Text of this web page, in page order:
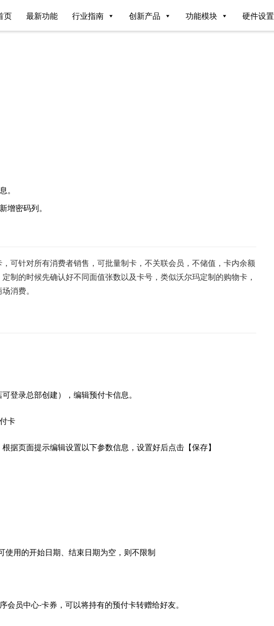
页 最新功能 行业指南 创新产品 功能模块 硬件设置
。
增密码列。
可针对所有消费者销售，可批量制卡，不关联会员，不储值，卡内余额
制的时候先确认好不同面值张数以及卡号，类似沃尔玛定制的购物卡，
消费。
登录总部创建），编辑预付卡信息。
卡
据页面提示编辑设置以下参数信息，设置好后点击【保存】
使用的开始日期、结束日期为空，则不限制
会员中心-卡券，可以将持有的预付卡转赠给好友。